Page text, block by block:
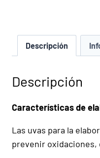
Descripción
Descripción
Características de
Las uvas para la
prevenir oxidaciones,